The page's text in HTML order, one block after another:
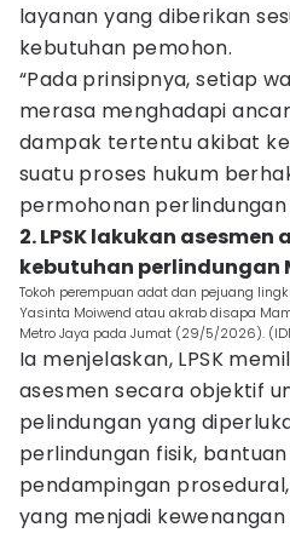
layanan yang diberikan
kebutuhan pemohon.
“Pada prinsipnya, setiap
merasa menghadapi
dampak tertentu akibat
suatu proses hukum
permohonan perlindungan
2. LPSK lakukan
kebutuhan perlindungan
Tokoh perempuan adat dan pejuang
Yasinta Moiwend atau akrab disapa
Metro Jaya pada Jumat (29/5/2026).
Ia menjelaskan, LPSK
asesmen secara objektif
pelindungan yang
perlindungan fisik,
pendampingan
yang menjadi kewenangan